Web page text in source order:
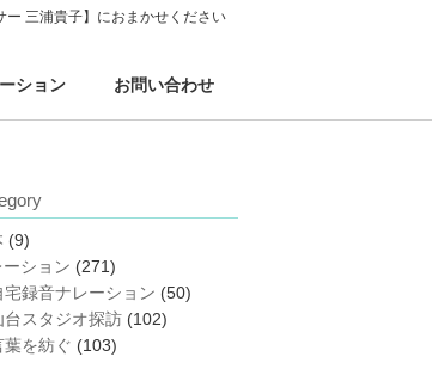
三浦貴子】におまかせください
ション お問い合わせ
(9)
ション (271)
宅録音ナレーション (50)
台スタジオ探訪(102)
葉を紡ぐ (103)